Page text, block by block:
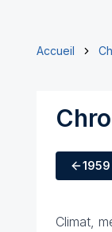
Accueil
1959
Climat,